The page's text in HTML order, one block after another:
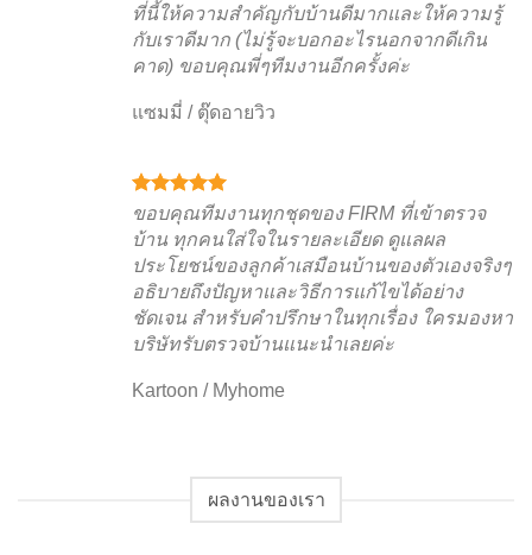
ที่นี้ให้ความสำคัญกับบ้านดีมากและให้ความรู้
กับเราดีมาก (ไม่รู้จะบอกอะไรนอกจากดีเกิน
คาด) ขอบคุณพี่ๆทีมงานอีกครั้งค่ะ
แซมมี่ / ตุ๊ดอายวิว
ขอบคุณทีมงานทุกชุดของ FIRM ที่เข้าตรวจ
บ้าน ทุกคนใส่ใจในรายละเอียด ดูแลผล
ประโยชน์ของลูกค้าเสมือนบ้านของตัวเองจริงๆ
อธิบายถึงปัญหาและวิธีการแก้ไขได้อย่าง
ชัดเจน สำหรับคำปรึกษาในทุกเรื่อง ใครมองหา
บริษัทรับตรวจบ้านแนะนำเลยค่ะ
Kartoon / Myhome
ผลงานของเรา